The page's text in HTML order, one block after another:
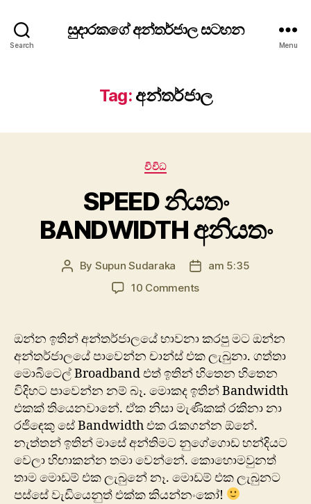
Search
සුදාරකගේ අන්තර්ජාල සටහන
Menu
Tag: අන්තර්ජාල
Categories
විවිධ
SPEED නියතං
BANDWIDTH අනියතං
Post
By Supun Sudaraka
Postam 5:35
10 Commentson
BANDWIDTH
අනියතං
ඔන්න ඉතින් අන්තර්ජාලයේ භාවනා කරපු මට ඔන්න
අන්තර්ජාලයේ පාවෙන්න චාන්ස් එක ලැබුනා. ගත්තා
මොබිටෙල් Broadband එත් ඉතින් හිතෙන හිතෙන
විදිහට පාවෙන්න නම් බෑ. මොකද ඉතින් Bandwidth
එකක් තියෙනවානේ. ඒක නිසා මැණිකක් රකිනා නා
රජි‍ඳෙකු සේ Bandwidth එක රැකගන්න ඕනේ.
නැත්තන් ඉතින් මාසේ අන්තිමට නුගේගොඩ හන්දියට
වෙලා හිඟාකන්න තමා වෙන්නේ. කොහොමවුනත්
තාම මොඩම් එක ලැබුනේ නෑ. මොඩම් එක ලැබුනට
පස්සේ වැඩියෙනුත් එක්ක කියන්නංකෝ!